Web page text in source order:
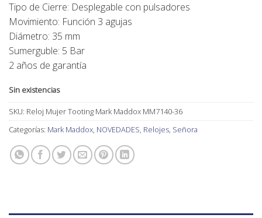
Tipo de Cierre: Desplegable con pulsadores
Movimiento: Función 3 agujas
Diámetro: 35 mm
Sumerguble: 5 Bar
2 años de garantía
Sin existencias
SKU: Reloj Mujer Tooting Mark Maddox MM7140-36
Categorías: Mark Maddox, NOVEDADES, Relojes, Señora